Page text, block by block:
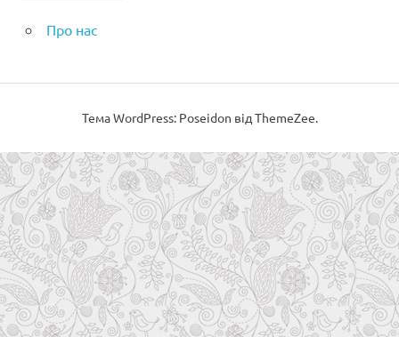
Про нас
Тема WordPress: Poseidon від ThemeZee.